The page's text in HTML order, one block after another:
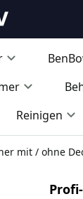
Reinigen
mit / ohne